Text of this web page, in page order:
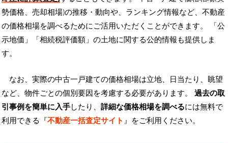
勢価格、売却相場)の推移・動向や、ランキング情報など、不動産
の価格相場を調べるためにご活用いただくことができます。
「公
示地価」「相続税評価額」の土地に関する公的情報も提供しま
す。
なお、実際の中古一戸建ての価格相場は立地、日当たり、眺望
など、物件ごとの個別要因を考慮する必要があります。 過去の取
引事例を簡単に入手したり、 詳細な価格相場を調べるには無料で
利用できる『不動産一括査定サイト 』をご利用ください。